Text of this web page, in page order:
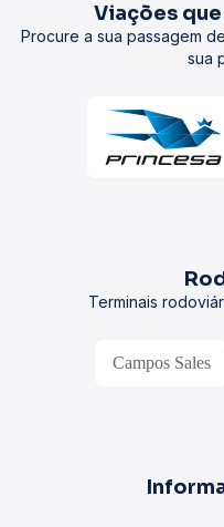
Viações
Procure a sua passagem
sua
Terminais
Campos Sales